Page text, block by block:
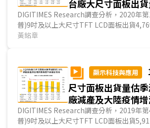
子書閱讀器市場。不過，元太在此時機，研
的新一代彩色電子紙顯示器，期待打入高
場。因反射式TFT LCD的視覺效果並無太大
紙顯示器的勝算仍舊不大。
幅最大，主因疫情導致深圳白牌供應斷鏈，
暨功能手機出貨停頓；季減幅較小者為低階
(含智慧型音響)及平板電腦應用，分別為
寸應用，致出貨片數季減34.4%，而友達、
在2成左右。
第2季受疫情影響，將偏離第2季為中小
季的出貨軌道，在第三世界仍深受疫情傷害
城停工至少至5月初狀況下，中低階智慧型
板需求將持續冷凍，導致台廠整體手機用
12.4%，且跌破1億片大關；出貨量季增幅
台廠大尺寸面板出
12.9%
DIGITIMES Research調查分析，2020年第1季台廠(未含夏
普)9吋及以上大尺寸TFT LCD面板出貨
19.3%、年減12.3%，主因新冠肺炎疫情
單生產遞延與遠距辦公、線上學習需求增加
寸LCD面板出貨量可望季增12.9%。
展望第2季，在需求方面，主要成長動
平板電腦應用，其次是含AIO PC的監視器
面板因不少TV品牌或代工廠墨西哥、巴西
半停工，預估第2季面板需求動能由高至低
黃銘章
顯示科技與應用
尺寸面板出貨量估
廠減產及大陸疫情
單意願
DIGITIMES Research調查分析，2019年第4季台廠(未含夏
普)9吋及以上大尺寸TFT LCD面板出貨